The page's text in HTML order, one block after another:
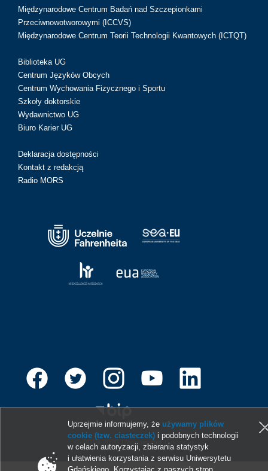
Międzynarodowe Centrum Badań nad Szczepionkami
Przeciwnowotworowymi (ICCVS)
Międzynarodowe Centrum Teorii Technologii Kwantowych (ICTQT)
Biblioteka UG
Centrum Języków Obcych
Centrum Wychowania Fizycznego i Sportu
Szkoły doktorskie
Wydawnictwo UG
Biuro Karier UG
Deklaracja dostępności
Kontakt z redakcją
Radio MORS
© 2013-2026 Uniwersytet Gdański
Uprzejmie informujemy, że używamy plików
cookie (tzw. ciasteczek) i podobnych technologii
w celach autoryzacji, zbierania statystyk
i ułatwienia korzystania z serwisu Uniwersytetu